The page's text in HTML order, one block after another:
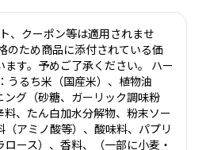
、クーポン等は適用されませ
ため商品に添付されている価
す。予めご了承ください。 ハー
うるち米（国産米）、植物油
ング（砂糖、ガーリック調味粉
、たん白加水分解物、粉末ソー
アミノ酸等）、酸味料、パプリ
ース）、香料、（一部に小麦・